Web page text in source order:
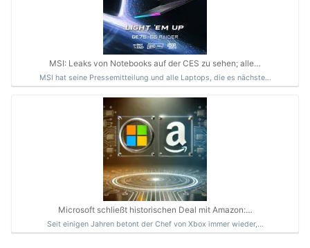
MSI: Leaks von Notebooks auf der CES zu sehen; alle…
MSI hat seine Pressemitteilung und alle Laptops, die es nächste…
Microsoft schließt historischen Deal mit Amazon:…
Seit einigen Jahren betont der Chef von Xbox immer wieder,…